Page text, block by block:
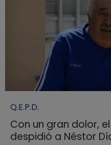
Q.E.P.D.
Con un gran dolor,
despidió a Néstor